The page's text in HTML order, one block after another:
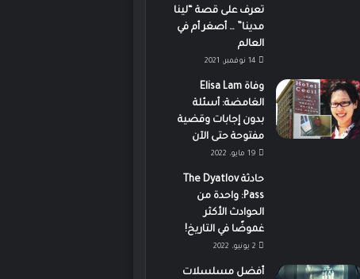
تعرف على قصة “لينا
مدينا” … أصغر أم في
العالم
14 نوفمبر، 2021
وفاة Elisa Lam
الغامضة: أسئلة
بدون إجابات وقضية
مفتوحة حتى الآن
19 مايو، 2022
حادثة The Dyatlov
Pass: واحدة من
الحوادث الأكثر
غموضًا في التاريخ!
2 يونيو، 2022
أفضل مسلسلات